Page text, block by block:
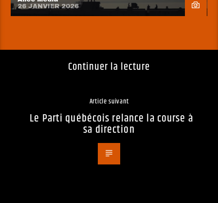
26 JANVIER 2026
Continuer la lecture
Article suivant
Le Parti québécois relance la course à
sa direction